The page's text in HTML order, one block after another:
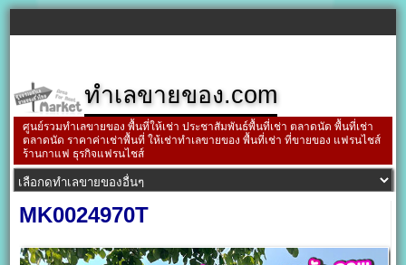
ทำเลขายของ.com
ศูนย์รวมทำเลขายของ พื้นที่ให้เช่า ประชาสัมพันธ์พื้นที่เช่า ตลาดนัด พื้นที่เช่า
ตลาดนัด ราคาค่าเช่าพื้นที่ ให้เช่าทำเลขายของ พื้นที่เช่า ที่ขายของ แฟรนไชส์
ร้านกาแฟ ธุรกิจแฟรนไชส์
MK0024970T